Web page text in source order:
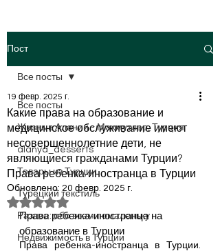
Пост
Все посты
Жизнь в Алании - Махмутлар, Турция
alanya_desserts
Товары из Турции
Турецкий текстиль
Разное: обо всем помаленьку
Недвижимость в Турции
Все посты
Какие права на образование и
медицинское обслуживание имеют
несовершеннолетние дети, не
являющиеся гражданами Турции?
Права ребенка-иностранца в Турции
19 февр. 2025 г.
Обновлено: 20 февр. 2025 г.
Оценка: не число из 5 звезд.
Права ребенка-иностранца на
образование в Турции
Права ребенка-иностранца в Турции.